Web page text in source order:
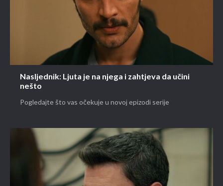
Nasljednik: Ljuta je na njega i zahtjeva da učini
nešto
Pogledajte što vas očekuje u novoj epizodi serije